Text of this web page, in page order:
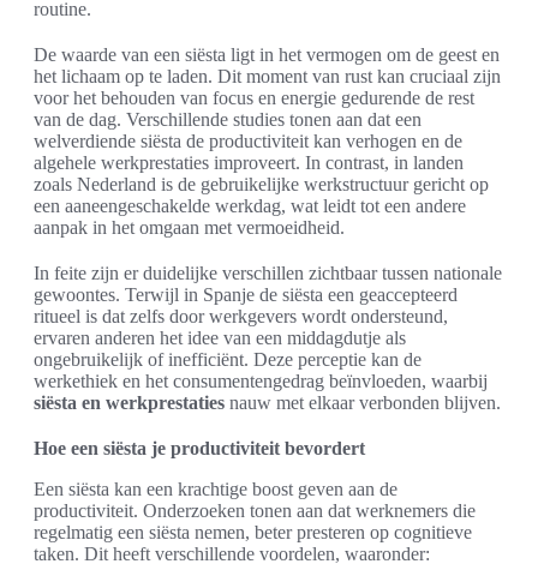
routine.
De waarde van een siësta ligt in het vermogen om de geest en
het lichaam op te laden. Dit moment van rust kan cruciaal zijn
voor het behouden van focus en energie gedurende de rest
van de dag. Verschillende studies tonen aan dat een
welverdiende siësta de productiviteit kan verhogen en de
algehele werkprestaties improveert. In contrast, in landen
zoals Nederland is de gebruikelijke werkstructuur gericht op
een aaneengeschakelde werkdag, wat leidt tot een andere
aanpak in het omgaan met vermoeidheid.
In feite zijn er duidelijke verschillen zichtbaar tussen nationale
gewoontes. Terwijl in Spanje de siësta een geaccepteerd
ritueel is dat zelfs door werkgevers wordt ondersteund,
ervaren anderen het idee van een middagdutje als
ongebruikelijk of inefficiënt. Deze perceptie kan de
werkethiek en het consumentengedrag beïnvloeden, waarbij
siësta en werkprestaties nauw met elkaar verbonden blijven.
Hoe een siësta je productiviteit bevordert
Een siësta kan een krachtige boost geven aan de
productiviteit. Onderzoeken tonen aan dat werknemers die
regelmatig een siësta nemen, beter presteren op cognitieve
taken. Dit heeft verschillende voordelen, waaronder: